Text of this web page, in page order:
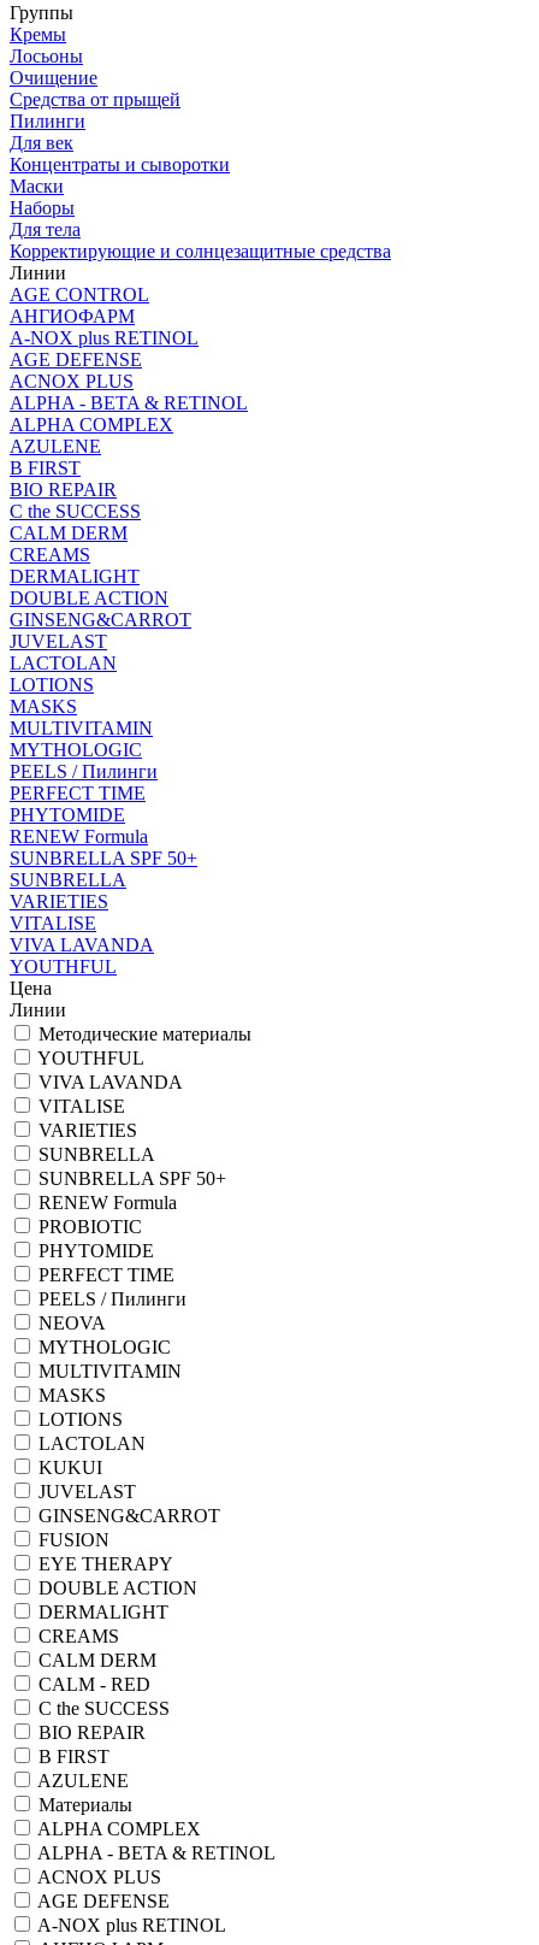
Группы
Кремы
Лосьоны
Очищение
Средства от прыщей
Пилинги
Для век
Концентраты и сыворотки
Маски
Наборы
Для тела
Корректирующие и солнцезащитные средства
Линии
AGE CONTROL
АНГИОФАРМ
A-NOX plus RETINOL
AGE DEFENSE
ACNOX PLUS
ALPHA - BETA & RETINOL
ALPHA COMPLEX
AZULENE
B FIRST
BIO REPAIR
C the SUCCESS
CALM DERM
CREAMS
DERMALIGHT
DOUBLE ACTION
GINSENG&CARROT
JUVELAST
LACTOLAN
LOTIONS
MASKS
MULTIVITAMIN
MYTHOLOGIC
PEELS / Пилинги
PERFECT TIME
PHYTOMIDE
RENEW Formula
SUNBRELLA SPF 50+
SUNBRELLA
VARIETIES
VITALISE
VIVA LAVANDA
YOUTHFUL
Цена
Линии
Методические материалы
YOUTHFUL
VIVA LAVANDA
VITALISE
VARIETIES
SUNBRELLA
SUNBRELLA SPF 50+
RENEW Formula
PROBIOTIC
PHYTOMIDE
PERFECT TIME
PEELS / Пилинги
NEOVA
MYTHOLOGIC
MULTIVITAMIN
MASKS
LOTIONS
LACTOLAN
KUKUI
JUVELAST
GINSENG&CARROT
FUSION
EYE THERAPY
DOUBLE ACTION
DERMALIGHT
CREAMS
CALM DERM
CALM - RED
C the SUCCESS
BIO REPAIR
B FIRST
AZULENE
Материалы
ALPHA COMPLEX
ALPHA - BETA & RETINOL
ACNOX PLUS
AGE DEFENSE
A-NOX plus RETINOL